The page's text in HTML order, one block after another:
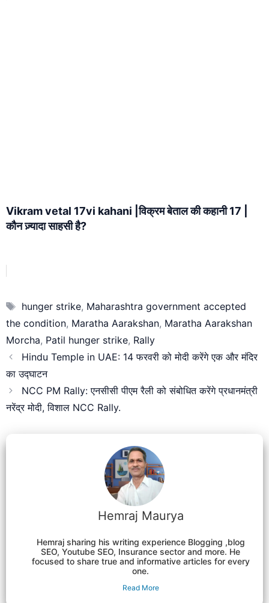
Vikram vetal 17vi kahani |विक्रम बेताल की कहानी 17 |
कौन ज़्यादा साहसी है?
Tags
hunger strike, Maharashtra government accepted
the condition, Maratha Aarakshan, Maratha Aarakshan
Morcha, Patil hunger strike, Rally
Hindu Temple in UAE: 14 फरवरी को मोदी करेंगे एक और मंदिर
का उद्घाटन
NCC PM Rally: एनसीसी पीएम रैली को संबोधित करेंगे प्रधानमंत्री
नरेंद्र मोदी, विशाल NCC Rally.
Hemraj Maurya
Hemraj sharing his writing experience Blogging ,blog
SEO, Youtube SEO, Insurance sector and more. He
focused to share true and informative articles for every
one.
Read More